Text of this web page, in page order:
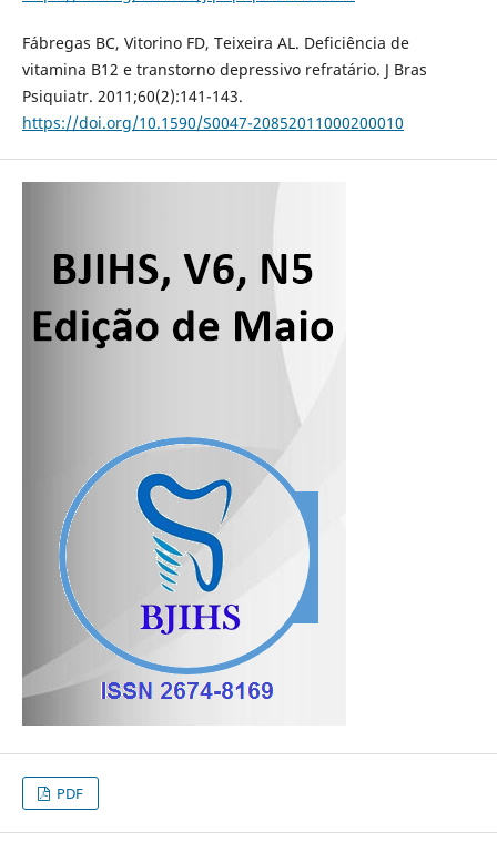
Fábregas BC, Vitorino FD, Teixeira AL. Deficiência de
vitamina B12 e transtorno depressivo refratário. J Bras
Psiquiatr. 2011;60(2):141-143.
https://doi.org/10.1590/S0047-20852011000200010
PDF